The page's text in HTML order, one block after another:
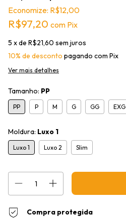
Economize: R$12,00
R$97,20 com Pix
5 x de R$21,60 sem juros
10% de desconto pagando com Pix
Ver mais detalhes
Tamanho: PP
PP P M G GG EXG
Moldura: Luxo 1
Luxo 1 Luxo 2 Slim
Compra protegida